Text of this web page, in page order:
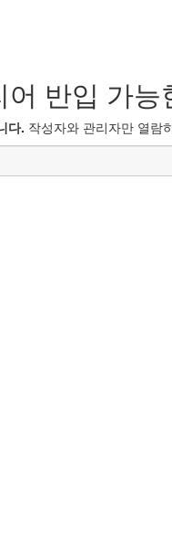
반입 가능
다. 작성자와 관리자만 열람